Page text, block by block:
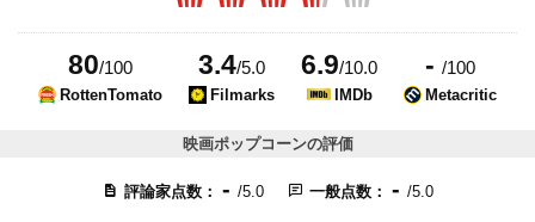
80/100
RottenTomato
3.4/5.0
Filmarks
6.9/10.0
IMDb
- /100
Metacritic
映画ポップコーンの評価
評論家点数： - /5.0 一般点数： - /5.0